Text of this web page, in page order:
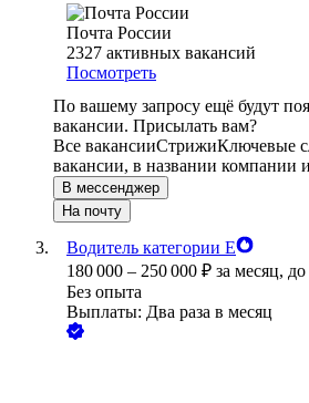
Почта России
2327 активных вакансий
Посмотреть
По вашему запросу ещё будут
вакансии. Присылать вам?
Все вакансииСтрижиКлючевые
вакансии, в названии компании
В мессенджер
На почту
Водитель категории Е
180 000 – 250 000 ₽ за месяц,
Без опыта
Выплаты: Два раза в месяц